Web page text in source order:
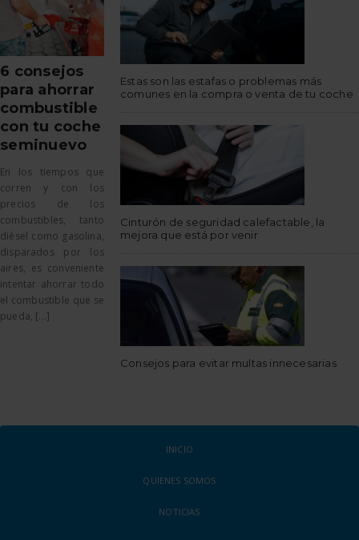
6 consejos
para ahorrar
combustible
con tu coche
seminuevo
En los tiempos que
corren y con los
precios de los
combustibles, tanto
diésel como gasolina,
disparados por los
aires, es conveniente
intentar ahorrar todo
el combustible que se
pueda, [...]
Estas son las estafas o problemas más
comunes en la compra o venta de tu coche
Cinturón de seguridad calefactable, la
mejora que está por venir
Consejos para evitar multas innecesarias
INICIO
QUIENES SOMOS
NOTICIAS